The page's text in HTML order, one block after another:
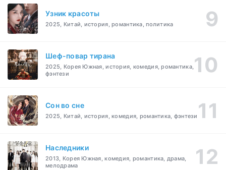
Узник красоты
2025, Китай, история, романтика, политика
Шеф-повар тирана
2025, Корея Южная, история, комедия, романтика,
фэнтези
Cон во сне
2025, Китай, история, комедия, романтика, фэнтези
Наследники
2013, Корея Южная, комедия, романтика, драма,
мелодрама